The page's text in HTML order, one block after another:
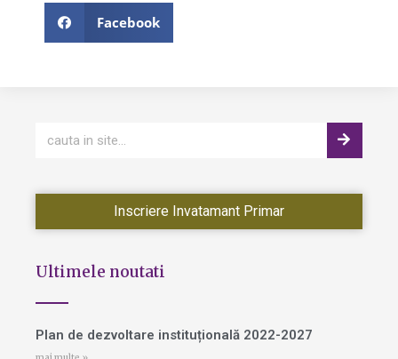
Facebook
Inscriere Invatamant Primar
Ultimele noutati
Plan de dezvoltare instituțională 2022-2027